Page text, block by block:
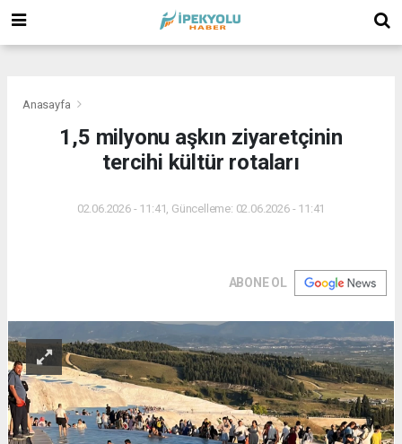
Anasayfa
1,5 milyonu aşkın ziyaretçinin
tercihi kültür rotaları
02.06.2026 - 11:41, Güncelleme: 02.06.2026 - 11:41
ABONE OL